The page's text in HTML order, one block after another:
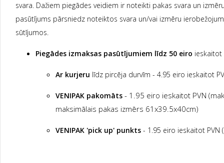
svara. Dažiem piegādes veidiem ir noteikti pakas svara un
pasūtījums pārsniedz noteiktos svara un/vai izmēru
sūtījumos.
Piegādes izmaksas pasūtījumiem līdz 50 eiro ieskaitot
Ar kurjeru līdz pircēja durvīm - 4.95 eiro ieskaitot
VENIPAK pakomāts - 1.95 eiro ieskaitot PVN
maksimālais pakas izmērs 61x39.5x40cm)
VENIPAK 'pick up' punkts - 1.95 eiro ieskaitot PVN